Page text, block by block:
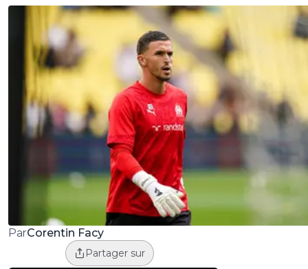
ParCorentin Facy
Partager sur